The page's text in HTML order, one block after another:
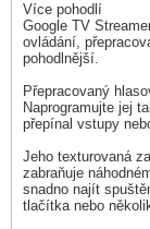
Více pohodlí
Google TV
ovládání,
pohodlnější.
Přepracovaný
Naprogramujte jej
přepínal vstupy
Jeho texturovaná
zabraňuje
snadno najít
tlačítka nebo